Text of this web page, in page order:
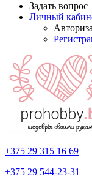
Задать вопрос
Личный
+375 29 315 16 69
+375 29 544-23-31